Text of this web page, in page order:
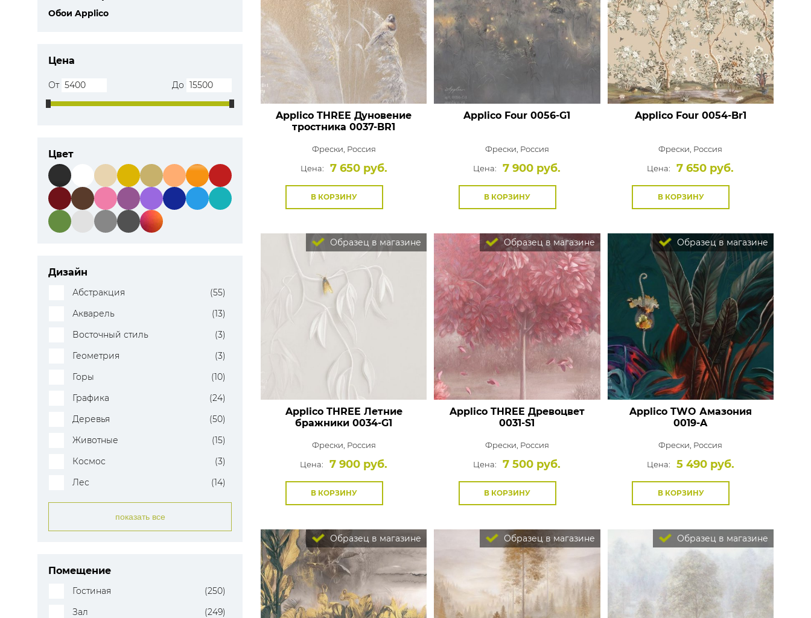
ПОКАЗАТЬ ВСЕ ОБОИ
Обои Applico
Цена
От До
Цвет
Дизайн
Абстракция
(55)
Акварель
(13)
Восточный стиль
(3)
Геометрия
(3)
Горы
(10)
Графика
(24)
Деревья
(50)
Животные
(15)
Космос
(3)
Лес
(14)
показать все
Помещение
Гостиная
(250)
Зал
(249)
Applico THREE Дуновение
тростника 0037-BR1
Фрески, Россия
Цена:
7 650 руб.
В КОРЗИНУ
Applico Four 0056-G1
Фрески, Россия
Цена:
7 900 руб.
В КОРЗИНУ
Applico Four0054-Br1
Фрески, Россия
Цена:
7 650 руб.
В КОРЗИНУ
Образец в магазине
Applico THREE Летние
бражники 0034-G1
Фрески, Россия
Цена:
7 900 руб.
В КОРЗИНУ
Образец в магазине
Applico THREE Древоцвет
0031-S1
Фрески, Россия
Цена:
7 500 руб.
В КОРЗИНУ
Образец в магазине
Applico TWO Амазония
0019-A
Фрески, Россия
Цена:
5 490 руб.
В КОРЗИНУ
Образец в магазине Образец в магазине Образец в магазине